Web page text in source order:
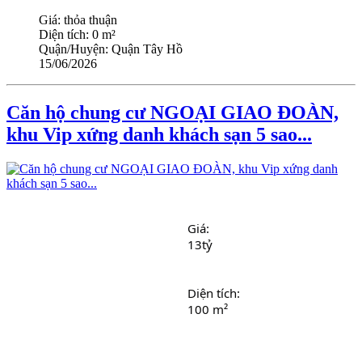
Giá: thỏa thuận
Diện tích: 0 m²
Quận/Huyện: Quận Tây Hồ
15/06/2026
Căn hộ chung cư NGOẠI GIAO ĐOÀN,
khu Vip xứng danh khách sạn 5 sao...
Giá:
13tỷ
Diện tích:
100 m²